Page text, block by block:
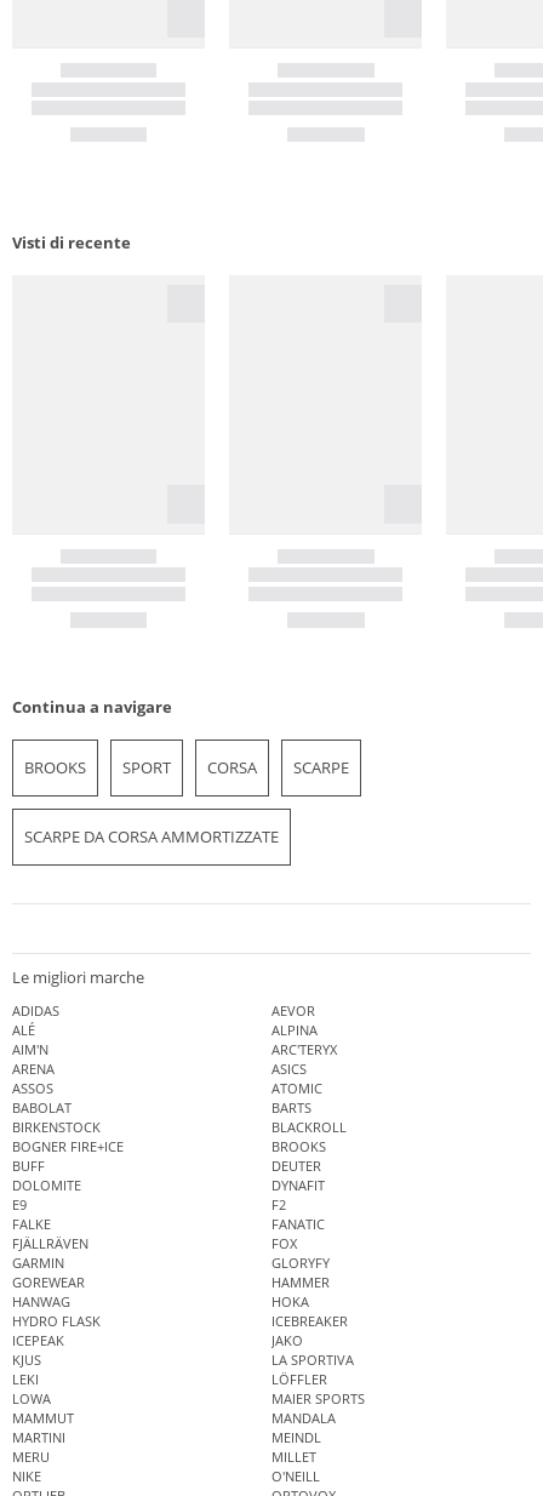
Visti di recente
Continua a navigare
BROOKS SPORT CORSA SCARPE
SCARPE DA CORSA AMMORTIZZATE
Le migliori marche
ADIDAS
AEVOR
ALÉ
ALPINA
AIM'N
ARC'TERYX
ARENA
ASICS
ASSOS
ATOMIC
BABOLAT
BARTS
BIRKENSTOCK
BLACKROLL
BOGNER FIRE+ICE
BROOKS
BUFF
DEUTER
DOLOMITE
DYNAFIT
E9
F2
FALKE
FANATIC
FJÄLLRÄVEN
FOX
GARMIN
GLORYFY
GOREWEAR
HAMMER
HANWAG
HOKA
HYDRO FLASK
ICEBREAKER
ICEPEAK
JAKO
KJUS
LA SPORTIVA
LEKI
LÖFFLER
LOWA
MAIER SPORTS
MAMMUT
MANDALA
MARTINI
MEINDL
MERU
MILLET
NIKE
O'NEILL